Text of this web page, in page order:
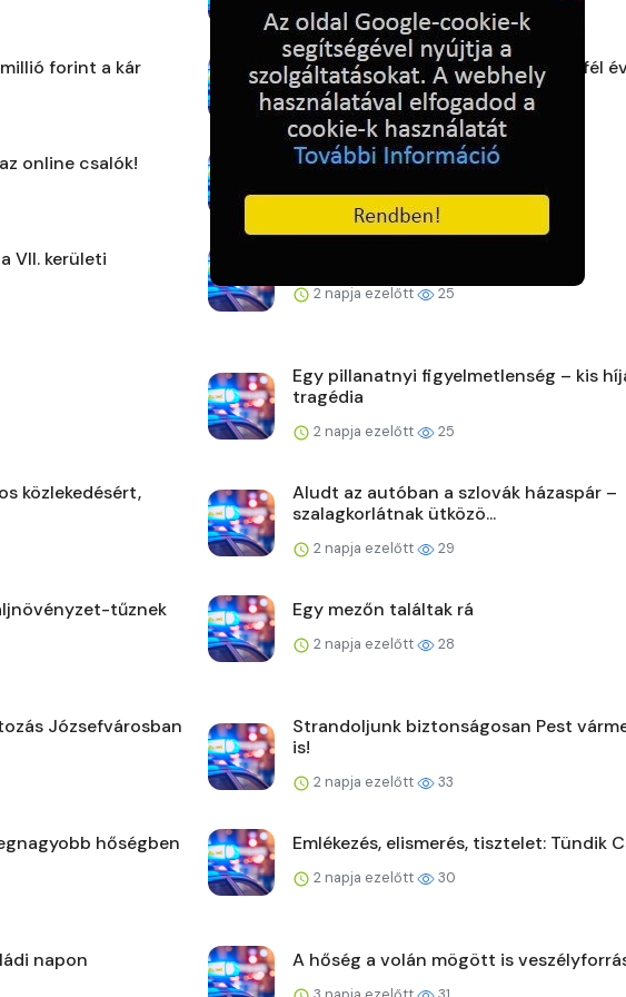
1 nap ezelőtt
forint a kár Üres házakra utaztak – öt betörés fél
2 napja ezelőtt 23
online csalók! Ütéssel rendezte a konfliktust
2 napja ezelőtt 24
VII. kerületi
2 napja ezelőtt 25
Egy pillanatnyi figyelmetlenség – kis
tragédia
2 napja ezelőtt 25
közlekedésért,
Aludt az autóban a szlovák házaspár –
szalagkorlátnak ütközö...
2 napja ezelőtt 29
tűznek
Egy mezőn találtak rá
2 napja ezelőtt 28
Józsefvárosban
Strandoljunk biztonságosan Pest
is!
2 napja ezelőtt 33
hőségben
Emlékezés, elismerés, tisztelet: Tündik
2 napja ezelőtt 30
napon A hőség a volán mögött is